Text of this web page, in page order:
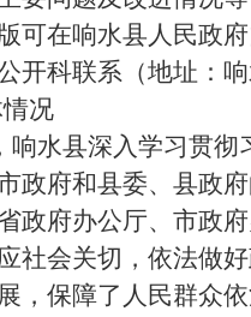
可在响水县人民政
开科联系（地址：
况
响水县深入学习贯彻
政府和县委、县政
政府办公厅、市政
社会关切，依法做
，保障了人民群众